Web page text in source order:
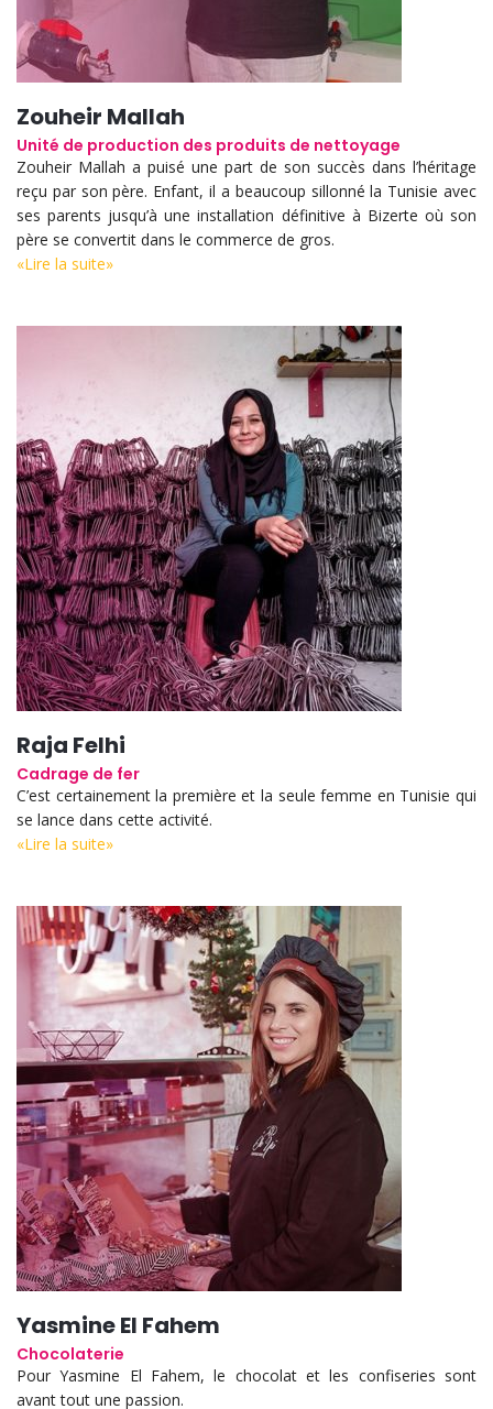
Zouheir Mallah
Unité de production des produits de nettoyage
Zouheir Mallah a puisé une part de son succès dans l’héritage
reçu par son père. Enfant, il a beaucoup sillonné la Tunisie avec
ses parents jusqu’à une installation définitive à Bizerte où son
père se convertit dans le commerce de gros.
«Lire la suite»
Raja Felhi
Cadrage de fer
C’est certainement la première et la seule femme en Tunisie qui
se lance dans cette activité.
«Lire la suite»
Yasmine El Fahem
Chocolaterie
Pour Yasmine El Fahem, le chocolat et les confiseries sont
avant tout une passion.